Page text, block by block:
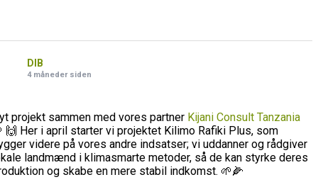
DIB
4 måneder siden
projekt sammen med vores partner Kijani Consult Tanzania
🙌 Her i april starter vi projektet Kilimo Rafiki Plus, som
videre på vores andre indsatser; vi uddanner og rådgiver
landmænd i klimasmarte metoder, så de kan styrke deres
og skabe en mere stabil indkomst. 🌱🌽